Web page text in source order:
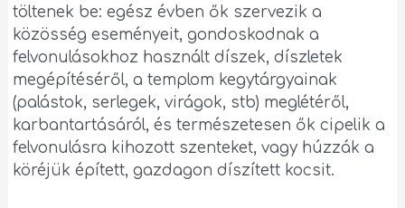
töltenek be: egész évben ők szervezik a
közösség eseményeit, gondoskodnak a
felvonulásokhoz használt díszek, díszletek
megépítéséről, a templom kegytárgyainak
(palástok, serlegek, virágok, stb) meglétéről,
karbantartásáról, és természetesen ők cipelik a
felvonulásra kihozott szenteket, vagy húzzák a
köréjük épített, gazdagon díszített kocsit.